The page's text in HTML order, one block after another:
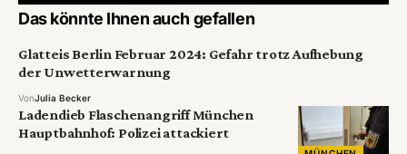
Das könnte Ihnen auch gefallen
Glatteis Berlin Februar 2024: Gefahr trotz Aufhebung
der Unwetterwarnung
VonJulia Becker
Ladendieb Flaschenangriff München
Hauptbahnhof: Polizei attackiert